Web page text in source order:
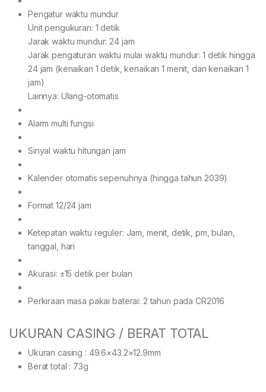
Pengatur waktu mundur
Unit pengukuran: 1 detik
Jarak waktu mundur: 24 jam
Jarak pengaturan waktu mulai waktu mundur: 1 detik hingga
24 jam (kenaikan 1 detik, kenaikan 1 menit, dan kenaikan 1
jam)
Lainnya: Ulang-otomatis
Alarm multi fungsi
Sinyal waktu hitungan jam
Kalender otomatis sepenuhnya (hingga tahun 2039)
Format 12/24 jam
Ketepatan waktu reguler: Jam, menit, detik, pm, bulan,
tanggal, hari
Akurasi: ±15 detik per bulan
Perkiraan masa pakai baterai: 2 tahun pada CR2016
UKURAN CASING / BERAT TOTAL
Ukuran casing : 49.6×43.2×12.9mm
Berat total : 73g